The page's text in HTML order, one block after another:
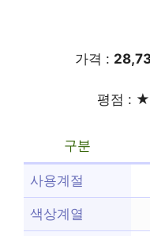
가격 :
평점 : ★
구분
사용계절
색상계열